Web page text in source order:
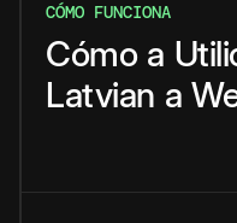
CÓMO FUNCIONA
Cómo a
Latvian a